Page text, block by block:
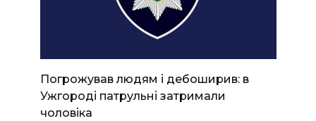
Погрожував людям і дебоширив: в
Ужгороді патрульні затримали
чоловіка